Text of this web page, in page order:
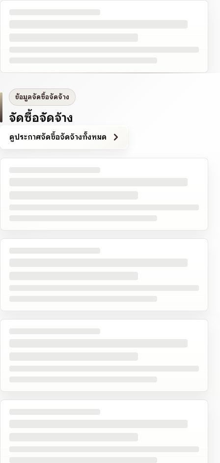
ข้อมูลจัดซื้อจัดจ้าง
จัดซื้อจัดจ้าง
ดูประกาศจัดซื้อจัดจ้างทั้งหมด